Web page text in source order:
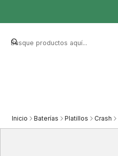
Inicio Baterías Platillos Crash